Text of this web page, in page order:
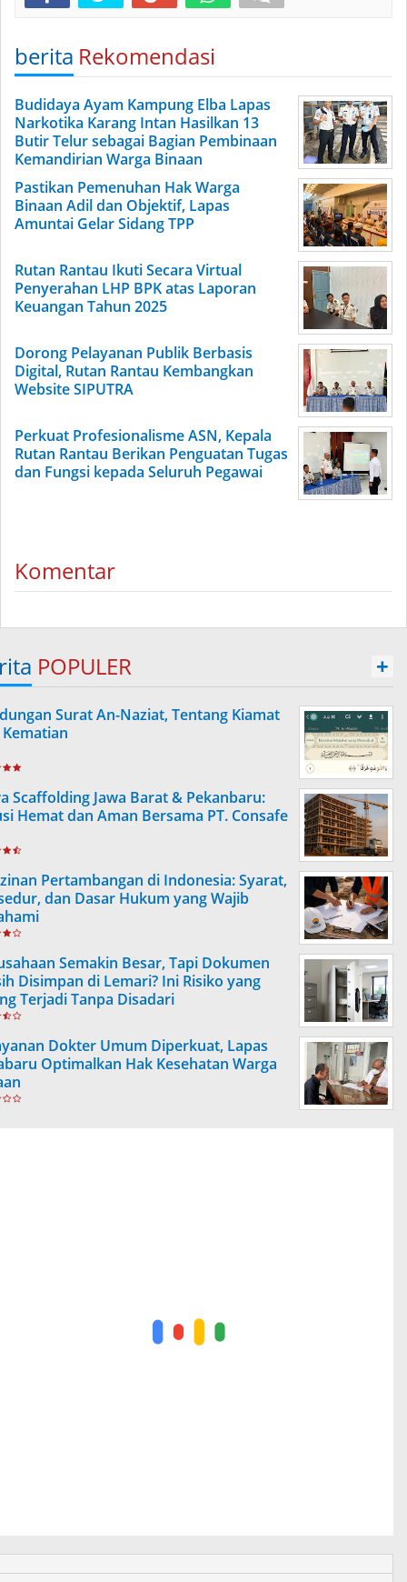
berita Rekomendasi
Budidaya Ayam Kampung Elba Lapas
Narkotika Karang Intan Hasilkan 13
Butir Telur sebagai Bagian Pembinaan
Kemandirian Warga Binaan
Pastikan Pemenuhan Hak Warga
Binaan Adil dan Objektif, Lapas
Amuntai Gelar Sidang TPP
Rutan Rantau Ikuti Secara Virtual
Penyerahan LHP BPK atas Laporan
Keuangan Tahun 2025
Dorong Pelayanan Publik Berbasis
Digital, Rutan Rantau Kembangkan
Website SIPUTRA
Perkuat Profesionalisme ASN, Kepala
Rutan Rantau Berikan Penguatan Tugas
dan Fungsi kepada Seluruh Pegawai
Komentar
POPULER +
Surat An-Naziat, Tentang Kiamat
Scaffolding Jawa Barat & Pekanbaru:
Hemat dan Aman Bersama PT. Consafe
Pertambangan di Indonesia: Syarat,
dan Dasar Hukum yang Wajib
Semakin Besar, Tapi Dokumen
Disimpan di Lemari? Ini Risiko yang
Terjadi Tanpa Disadari
Dokter Umum Diperkuat, Lapas
Optimalkan Hak Kesehatan Warga